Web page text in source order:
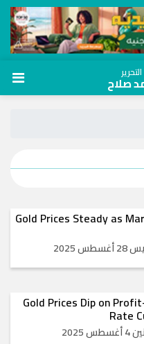
صلاح
Gold Prices Steady as
Gold Prices Dip on
Rate